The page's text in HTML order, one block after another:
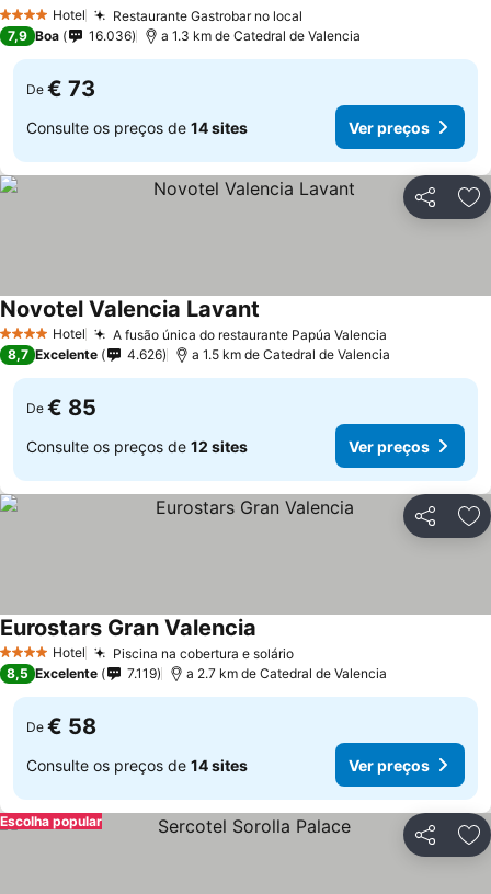
4 EstrelasHotel Restaurante Gastrobar no local
7,9 Boa 16.036 a 1.3 km de Catedral de Valencia
De € 73
Consulte os preços de 14 sites Ver preços
Partilhar
4 EstrelasHotel A fusão única do restaurante Papúa Valencia
Novotel Valencia Lavant
8,7 Excelente 4.626 a 1.5 km de Catedral de Valencia
De € 85
Consulte os preços de 12 sites Ver preços
Partilhar
4 EstrelasHotel Piscina na cobertura e solário
Eurostars Gran Valencia
8,5 Excelente 7.119 a 2.7 km de Catedral de Valencia
De € 58
Consulte os preços de 14 sites Ver preços
Partilhar
Escolha popular